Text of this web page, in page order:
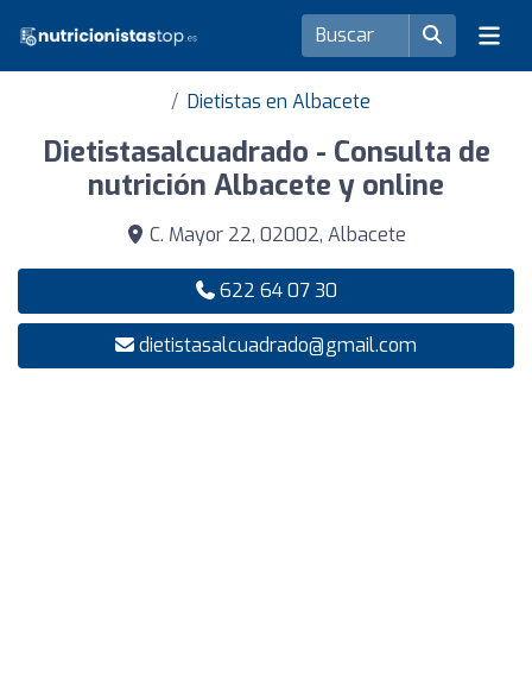
Dietistas en Albacete
Dietistasalcuadrado - Consulta de
nutrición Albacete y online
C. Mayor 22, 02002, Albacete
622 64 07 30
dietistasalcuadrado@gmail.com